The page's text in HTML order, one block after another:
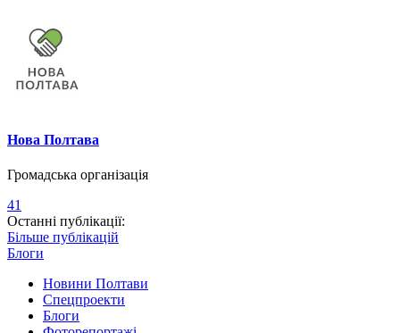
Нова Полтава
Громадська організація
41
Останні публікації:
Більше публікацій
Блоги
Новини Полтави
Спецпроекти
Блоги